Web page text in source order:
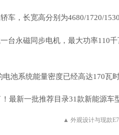
车，长宽高分别为4680/1720/
台永磁同步电机，最大功率110
池系统能量密度已经高达170瓦时
▲ 外观设计与现款